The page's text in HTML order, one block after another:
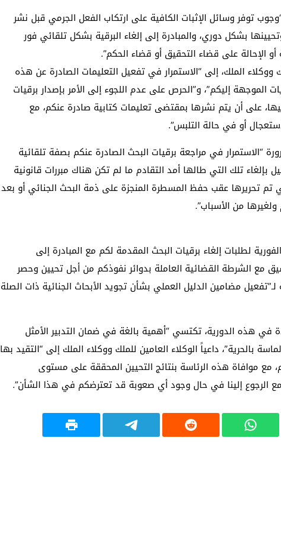
توفر وسائل الإثبات الكافية على ارتكاب الفعل الجرمي قبل نشر
بشكل دوري، والمبادرة إلى إلغاء البرقية بشكل تلقائي فور
الإحالة على قضاء التحقيق أو قضاء الحكم”.
ووكلاء الملك، إلى “الاستمرار في تفعيل التعليمات الصادرة عن هذه
الموجهة إليكم”، و”الحرص على عدم اللجوء إلى الأمر بإصدار برقيات
إليها، على أن يتم نشرها بمقتضى تعليمات كتابية صادرة عنكم، مع
أو في حالة التلبس”.
“الاستمرار في مراجعة برقيات البحث الصادرة عنكم بصفة تلقائية
بإلغاء تلك التي طالها أمد التقادم ما لم تكن هناك مبررات قانونية
تم تحريرها عقب حفظ المسطرة المنجزة على ذمة البحث الجنائي أو بعد
من الأسباب”.
لطلبات إلغاء برقيات البحث المقدمة لكم مع المبادرة إلى
مع الشرطة القضائية العاملة بدوائر نفوذكم من أجل تحيين وحصر
مضامين الدليل العملي بشأن تجويد الأبحاث الجنائية ذات الصلة
في هذه الدورية، تكتسي “أهمية بالغة في ضمان التدبير الأمثل
بالحرية”، داعياً الوكلاء العامين للملك ووكلاء الملك إلى “التقيد بها
موافاة هذه الرئاسة بنتائج التحيين المحققة على مستوى